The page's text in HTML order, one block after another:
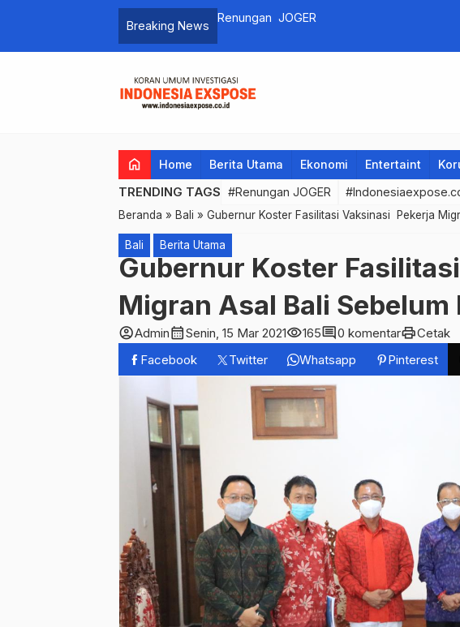
Breaking News
ITB Stikom Bali
home Home Berita Utama Ekonomi Entertaint
TRENDING TAGS #Renungan JOGER
Beranda » Bali » Gubernur Koster Fasilitasi Vaksinasi Pekerja
Bali Berita Utama
Gubernur Koster
Migran Asal Bali Sebelum
account_circleAdmincalendar_monthSenin, 15 Mar 2021visibility165comment0 komentarprintCetak
Facebook
Twitter Whatsapp Pinterest